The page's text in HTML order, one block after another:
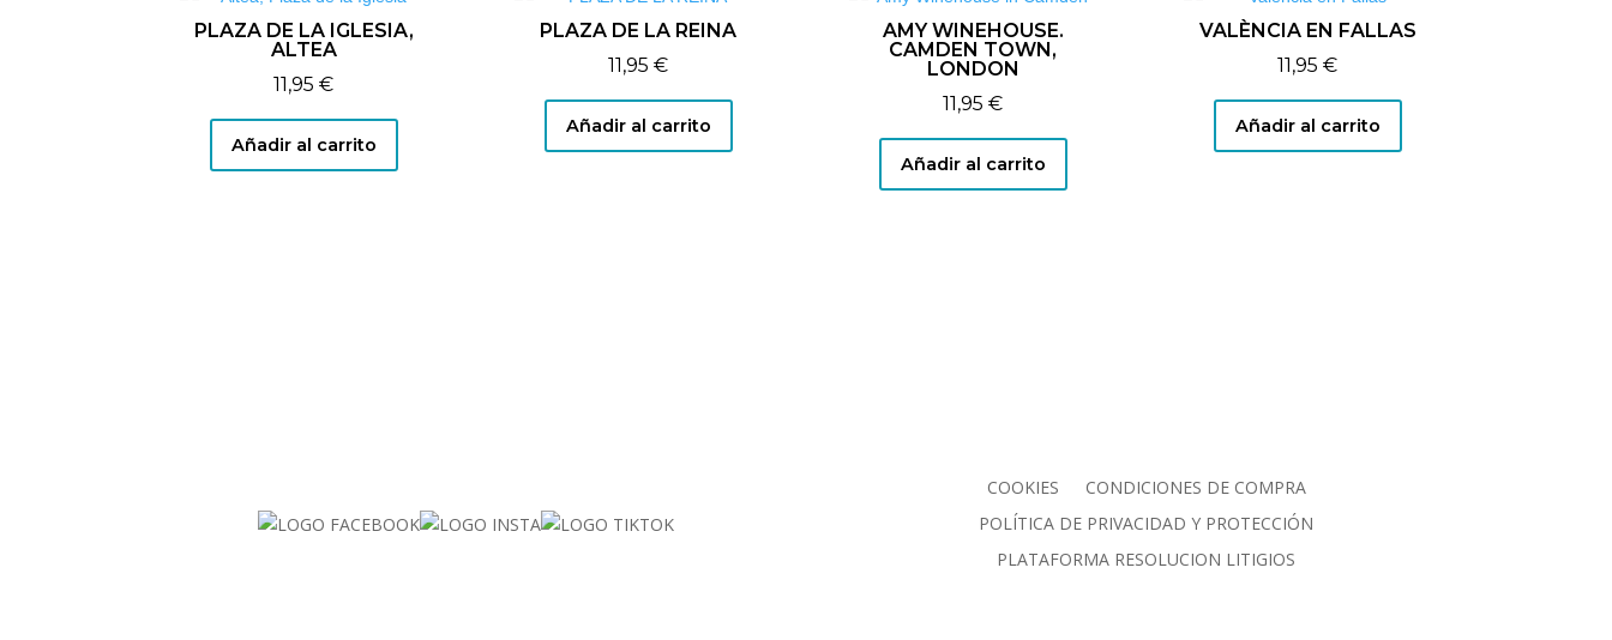
PLAZA DE LA IGLESIA,
ALTEA
11,95€
Añadir al carrito
PLAZA DE LA REINA
11,95€
Añadir al carrito
AMY WINEHOUSE.
CAMDEN TOWN,
LONDON
11,95€
Añadir al carrito
VALÈNCIA EN FALLAS
11,95€
Añadir al carrito
COOKIES
CONDICIONES DE COMPRA
POLÍTICA DE PRIVACIDAD Y PROTECCIÓN
PLATAFORMA RESOLUCION LITIGIOS